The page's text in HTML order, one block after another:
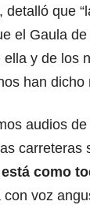
, detalló que
el Gaula
y de los
han dicho
audios
carreteras
como
con voz